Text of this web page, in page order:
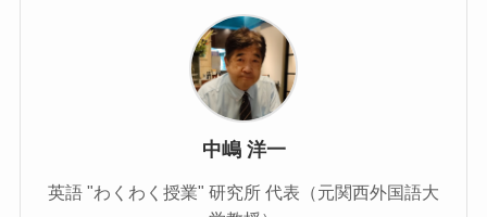
中嶋 洋一
英語 "わくわく授業" 研究所 代表（元関西外国語大